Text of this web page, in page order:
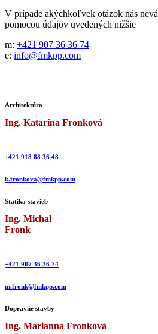
V prípade akýchkoľvek otázok nás
pomocou údajov uvedených nižšie
m: +421 907 36 36 74
e: info@fmkpp.com
Architektúra
Ing. Katarína Fronková
+421 918 88 36 48
k.fronkova@fmkpp.com
Statika stavieb
Ing. Michal
Fronk
+421 907 36 36 74
m.fronk@fmkpp.com
Dopravné stavby
Ing. Marianna Fronková